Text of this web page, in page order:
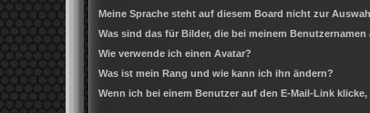
Meine Sprache steht auf diesem Board nicht zur
Was sind das für Bilder, die bei meinem
Wie verwende ich einen Avatar?
Was ist mein Rang und wie kann ich ihn ändern?
Wenn ich bei einem Benutzer auf den E-Mail-Link